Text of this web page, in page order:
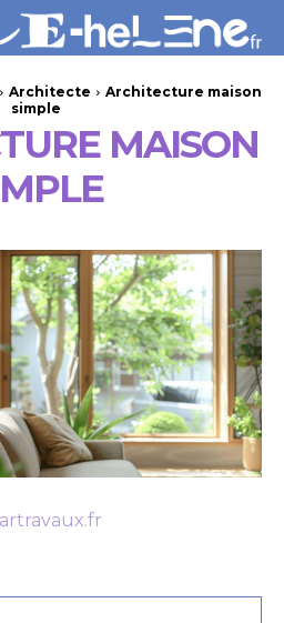
Architecte
Architecture maison
simple
MAISON